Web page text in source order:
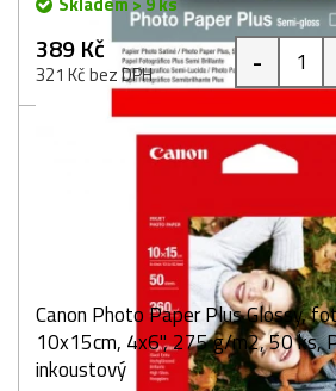
389 Kč
321 Kč bez DPH -
Canon Photo Paper Plus Glossy,
10x15cm, 4x6", 275 g/m2, 50 ks,
inkoustový